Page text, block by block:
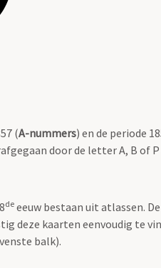
(A-nummers) en de periode
door de letter A, B of
de eeuw bestaan uit atlassen.
kaarten eenvoudig te
balk).